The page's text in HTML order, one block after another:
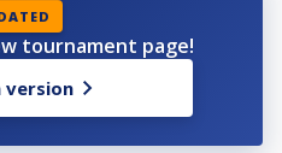
tournament page!
version